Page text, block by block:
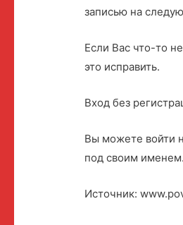
записью на
Если Вас что-то
это исправить.
Вход без
Вы можете войти
под своим именем.
Источник: